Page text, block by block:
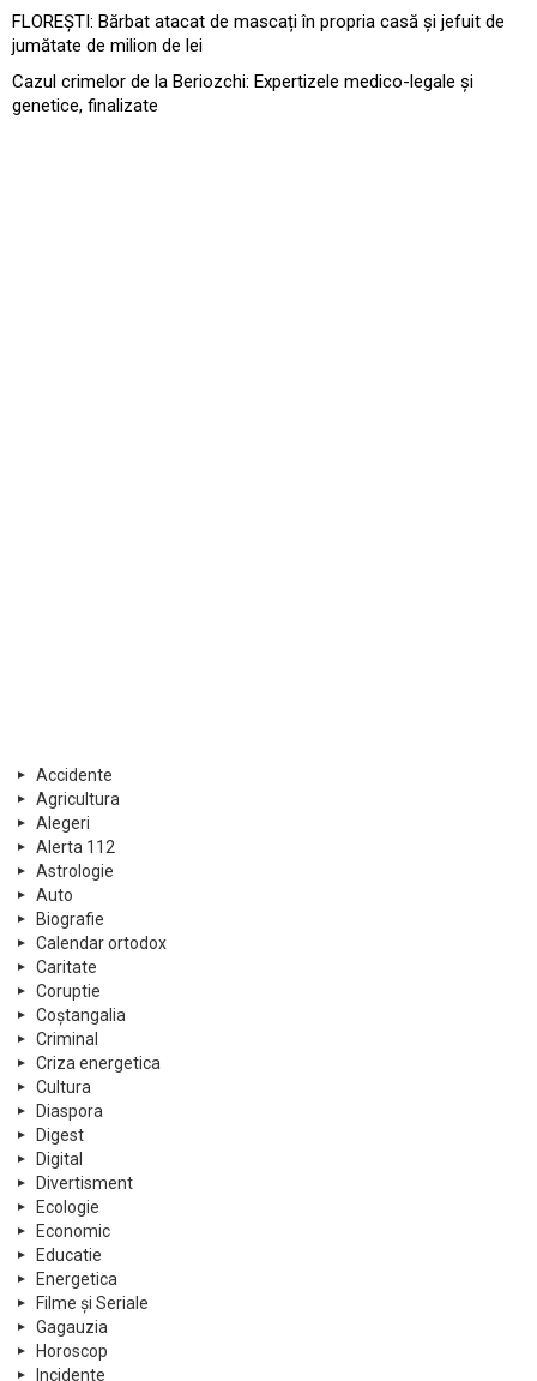
FLOREȘTI: Bărbat atacat de mascați în propria casă și jefuit de
jumătate de milion de lei
Cazul crimelor de la Beriozchi: Expertizele medico-legale și
genetice, finalizate
Accidente
Agricultura
Alegeri
Alerta 112
Astrologie
Auto
Biografie
Calendar ortodox
Caritate
Coruptie
Coștangalia
Criminal
Criza energetica
Cultura
Diaspora
Digest
Digital
Divertisment
Ecologie
Economic
Educatie
Energetica
Filme și Seriale
Gagauzia
Horoscop
Incidente